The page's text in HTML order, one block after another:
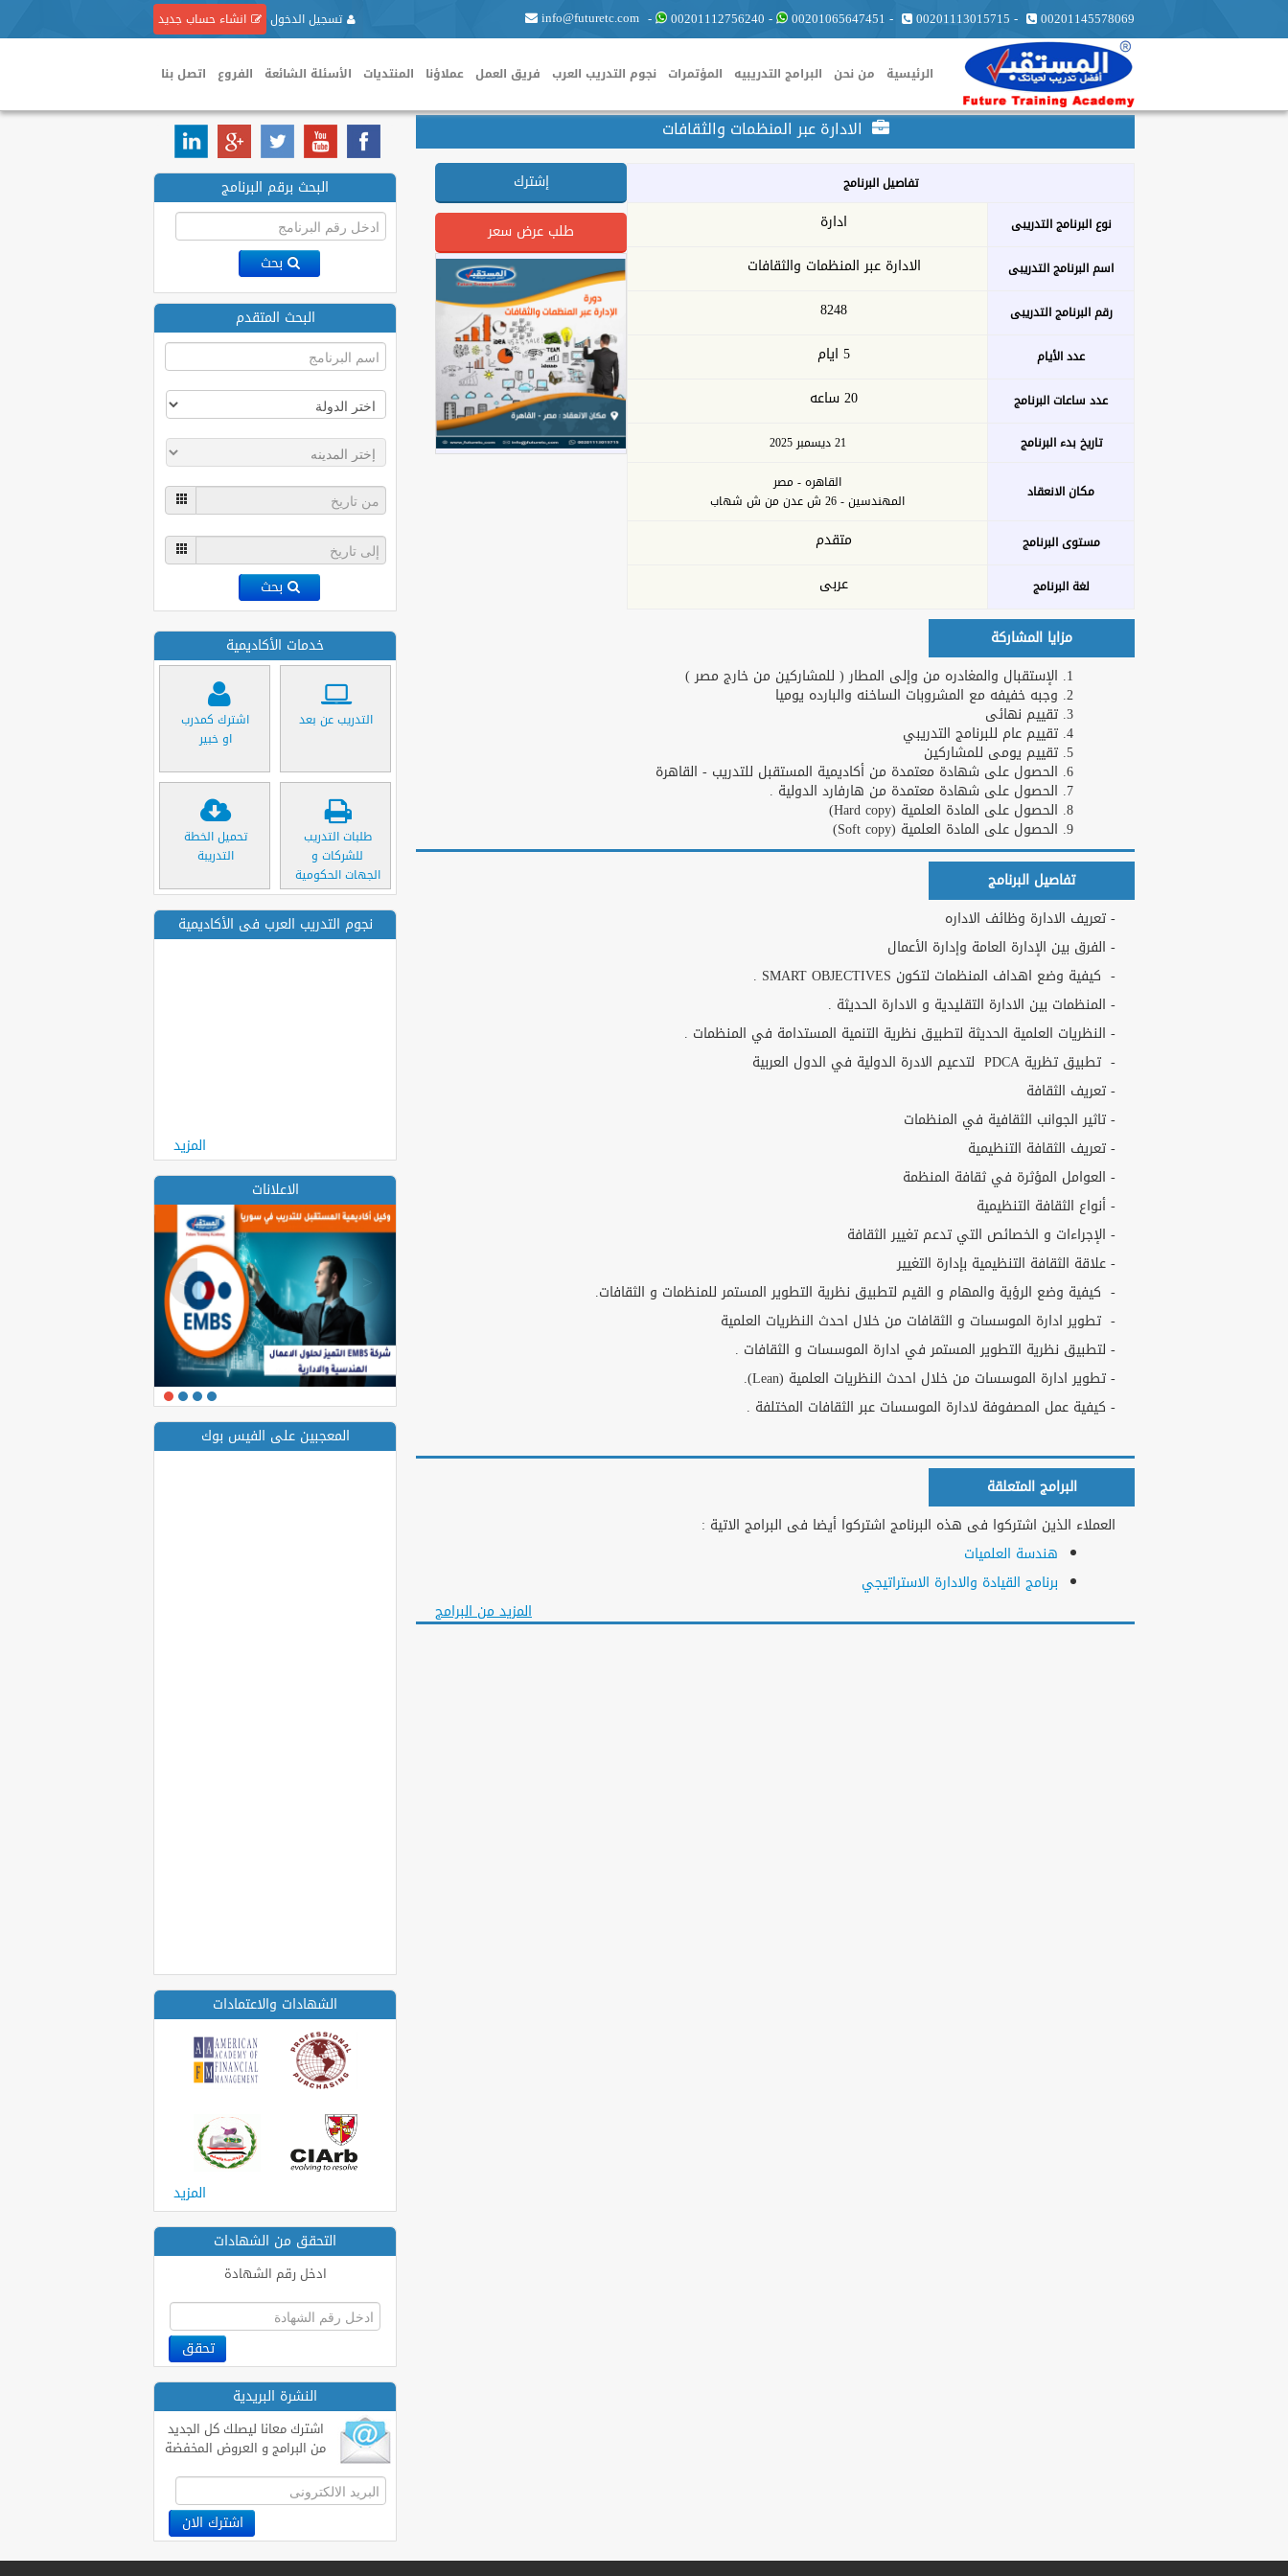
تسجيل الدخول انشاء حساب جديد 00201145578069
-
00201113015715
-
00201065647451
-
00201112756240
-
info@futuretc.com
الرئيسية من نحن البرامج التدريبيه المؤتمرات نجوم التدريب العرب فريق العمل عملاؤنا المنتديات الأسئلة الشائعة الفروع اتصل بنا
الادارة عبر المنظمات والثقافات
تفاصيل البرنامج
نوع البرنامج التدريبى
ادارة
اسم البرنامج التدريبى الادارة عبر المنظمات والثقافات
رقم البرنامج التدريبى 8248
عدد الأيام 5 ايام
عدد ساعات البرنامج 20 ساعه
تاريخ بدء البرنامج 21 ديسمبر 2025
مكان الانعقاد
القاهره - مصر
المهندسين - 26 ش عدن من ش شهاب
مستوى البرنامج
متقدم
لغة البرنامج عربى
إشترك
طلب عرض سعر
مزايا المشاركة
الإستقبال والمغادره من وإلى المطار ( للمشاركين من خارج مصر )
وجبه خفيفه مع المشروبات الساخنه والبارده يوميا
تقييم نهائى
تقييم عام للبرنامج التدريبي
تقييم يومى للمشاركين
الحصول على شهادة معتمدة من أكاديمية المستقبل للتدريب - القاهرة
الحصول على شهادة معتمدة من هارفارد الدولية .
الحصول على المادة العلمية (Hard copy)
الحصول على المادة العلمية (Soft copy)
تفاصيل البرنامج
- تعريف الادارة وظائف الاداره
- الفرق بين الإدارة العامة وإدارة الأعمال
- كيفية وضع اهداف المنظمات لتكون SMART OBJECTIVES .
- المنظمات بين الادارة التقليدية و الادارة الحديثة .
- النظريات العلمية الحديثة لتطبيق نظرية التنمية المستدامة في المنظمات .
- تطبيق تظرية PDCA لتدعيم الادرة الدولية في الدول العربية
- تعريف الثقافة
- تاثير الجوانب الثقافية في المنظمات
- تعريف الثقافة التنظيمية
- العوامل المؤثرة في ثقافة المنظمة
- أنواع الثقافة التنظيمية
- الإجراءات و الخصائص التي تدعم تغيير الثقافة
- علاقة الثقافة التنظيمية بإدارة التغيير
- كيفية وضع الرؤية والمهام و القيم لتطبيق نظرية التطوير المستمر للمنظمات و الثقافات.
- تطوير ادارة الموسسات و الثقافات من خلال احدث النظريات العلمية
- لتطبيق نظرية التطوير المستمر في ادارة الموسسات و الثقافات .
- تطوير ادارة الموسسات من خلال احدث النظريات العلمية (Lean).
- كيفية عمل المصفوفة لادارة الموسسات عبر الثقافات المختلفة .
البرامج المتعلقة
العملاء الذين اشتركوا فى هذه البرنامج اشتركوا أيضا فى البرامج الاتية :
هندسة العلميات
برنامج القيادة والادارة الاستراتيجي
المزيد من البرامج
البحث برقم البرنامج
بحث
البحث المتقدم
بحث
خدمات الأكاديمية
التدريب عن بعد
اشترك كمدرب
او خبير
طلبات التدريب
للشركات و
الجهات الحكومية
تحميل الخطة
التدريبة
نجوم التدريب العرب فى الأكاديمية
المزيد
الاعلانات
> <
المعجبين على الفيس بوك
الشهادات والاعتمادات
المزيد
التحقق من الشهادات
ادخل رقم الشهادة
النشرة البريدية
اشترك معانا ليصلك كل الجديد
من البرامج و العروض المخفضة